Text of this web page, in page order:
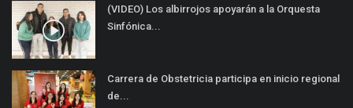
(VIDEO) Los albirrojos apoyarán a la Orquesta
Sinfónica...
Carrera de Obstetricia participa en inicio regional
de...